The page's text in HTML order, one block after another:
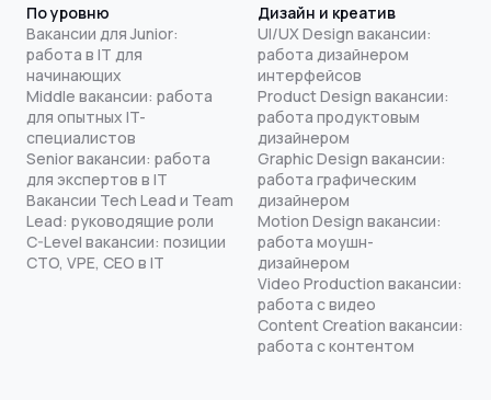
По уровню
Вакансии для Junior:
работа в IT для
начинающих
Middle вакансии: работа
для опытных IT-
специалистов
Senior вакансии: работа
для экспертов в IT
Вакансии Tech Lead и Team
Lead: руководящие роли
C-Level вакансии: позиции
CTO, VPE, CEO в IT
Дизайн и креатив
UI/UX Design вакансии:
работа дизайнером
интерфейсов
Product Design вакансии:
работа продуктовым
дизайнером
Graphic Design вакансии:
работа графическим
дизайнером
Motion Design вакансии:
работа моушн-
дизайнером
Video Production вакансии:
работа с видео
Content Creation вакансии:
работа с контентом